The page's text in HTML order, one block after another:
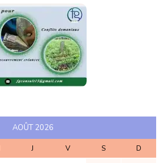
AOÛT 2026
J V S D